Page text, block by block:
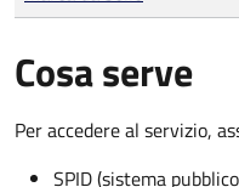
Cosa serve
Per accedere al servizio,
SPID (sistema